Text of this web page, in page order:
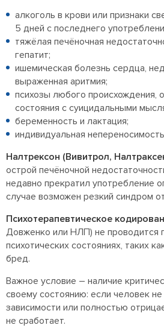
алкоголь в крови или признаки
5 дней с последнего
тяжёлая печёночная
гепатит;
ишемическая болезнь сердца,
выраженная аритмия;
психозы любого происхождения,
состояния с суицидальными
беременность и лактация;
индивидуальная
Налтрексон (Вивитрол,
острой печёночной
недавно прекратил употребление
случае возможен резкий синдром
Психотерапевтическое
Довженко или НЛП) не проводится
психотических состояниях, таких
бред.
Важное условие – наличие
своему состоянию: если человек
зависимости или полностью
не сработает.